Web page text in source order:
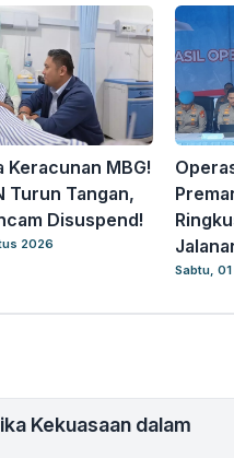
Keracunan MBG!
Turun Tangan,
Disuspend!
2026
Sabtu,
Kekuasaan dalam